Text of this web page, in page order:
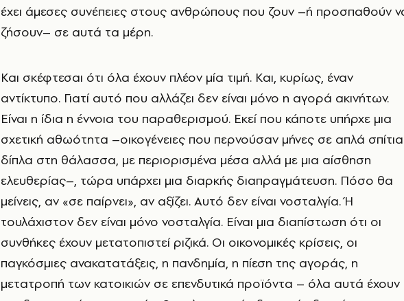
έχει άμεσες συνέπειες στους ανθρώπους που ζουν –ή προσπαθούν
ζήσουν– σε αυτά τα μέρη.
Και σκέφτεσαι ότι όλα έχουν πλέον μία τιμή. Και, κυρίως, έναν
αντίκτυπο. Γιατί αυτό που αλλάζει δεν είναι μόνο η αγορά ακινήτων.
Είναι η ίδια η έννοια του παραθερισμού. Εκεί που κάποτε υπήρχε μια
σχετική αθωότητα –οικογένειες που περνούσαν μήνες σε απλά σπίτια
δίπλα στη θάλασσα, με περιορισμένα μέσα αλλά με μια αίσθηση
ελευθερίας–, τώρα υπάρχει μια διαρκής διαπραγμάτευση. Πόσο θα
μείνεις, αν «σε παίρνει», αν αξίζει. Αυτό δεν είναι νοσταλγία. Ή
τουλάχιστον δεν είναι μόνο νοσταλγία. Είναι μια διαπίστωση ότι οι
συνθήκες έχουν μετατοπιστεί ριζικά. Οι οικονομικές κρίσεις, οι
παγκόσμιες ανακατατάξεις, η πανδημία, η πίεση της αγοράς, η
μετατροπή των κατοικιών σε επενδυτικά προϊόντα – όλα αυτά έχουν